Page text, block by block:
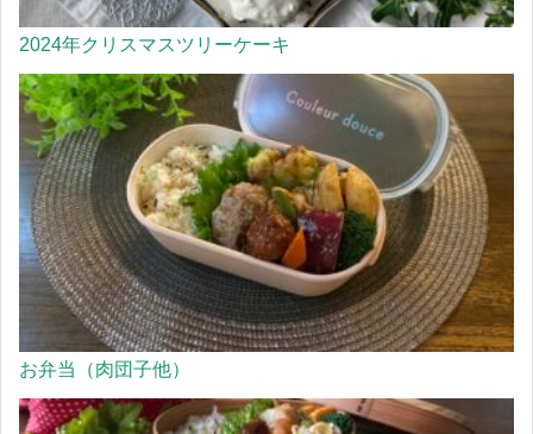
2024年クリスマスツリーケーキ
お弁当（肉団子他）